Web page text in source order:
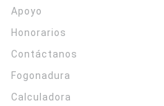
Apoyo
Honorarios
Contáctanos
Fogonadura
Calculadora